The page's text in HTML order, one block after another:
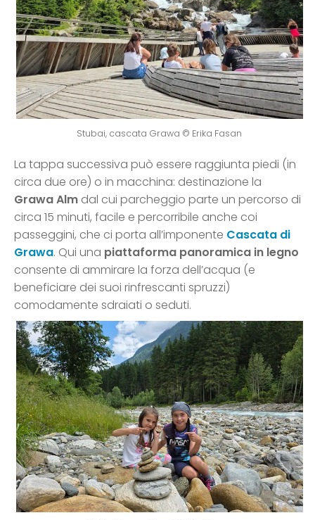
Stubai, cascata Grawa © Erika Fasan
La tappa successiva può essere raggiunta piedi (in
circa due ore) o in macchina: destinazione la
Grawa Alm dal cui parcheggio parte un percorso di
circa 15 minuti, facile e percorribile anche coi
passeggini, che ci porta all’imponente Cascata di
Grawa. Qui una piattaforma panoramica in legno
consente di ammirare la forza dell’acqua (e
beneficiare dei suoi rinfrescanti spruzzi)
comodamente sdraiati o seduti.